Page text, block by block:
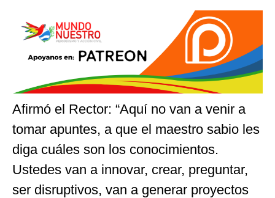
Afirmó el Rector: “Aquí no van a venir a
tomar apuntes, a que el maestro sabio les
diga cuáles son los conocimientos.
Ustedes van a innovar, crear, preguntar,
ser disruptivos, van a generar proyectos